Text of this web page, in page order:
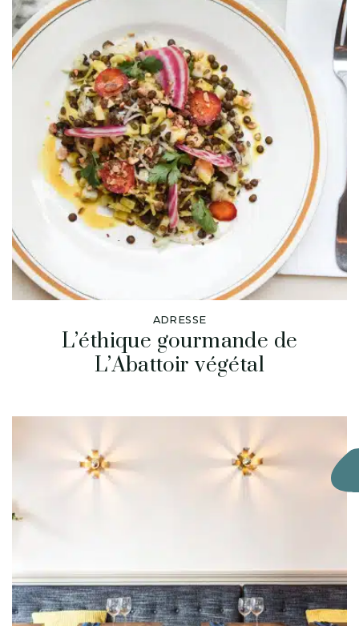
ADRESSE
L’éthique gourmande de
L’Abattoir végétal